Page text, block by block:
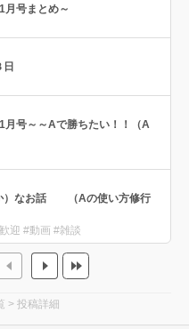
月号まとめ～
月号～～Aで勝ちたい！！（A
）なお話 （Aの使い方修行
迎 #動画 #雑談
> 投稿詳細